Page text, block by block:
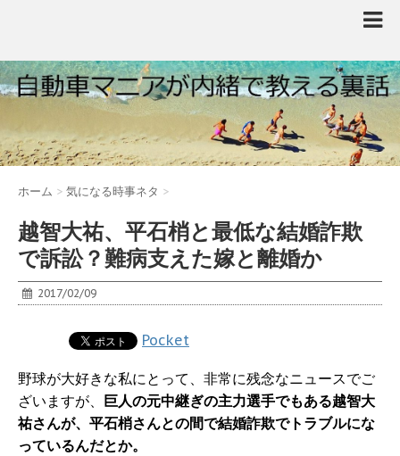
ホーム > 気になる時事ネタ >
越智大祐、平石梢と最低な結婚詐欺
で訴訟？難病支えた嫁と離婚か
2017/02/09
Pocket
野球が大好きな私にとって、非常に残念なニュースでご
ざいますが、 巨人の元中継ぎの主力選手でもある越智大
祐さんが、平石梢さんとの間で結婚詐欺でトラブルにな
っているんだとか。